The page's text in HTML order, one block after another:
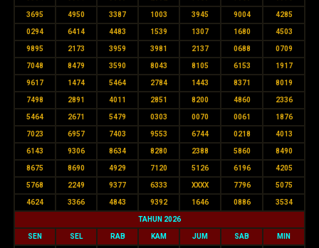
3695 4950 3387 1003 3945 9004 4285
0294 6414 4483 1539 1307 1680 4503
9895 2173 3959 3981 2137 0688 0709
7048 8479 3590 8043 8105 6153 1917
9617 1474 5464 2784 1443 8371 8019
7498 2891 4011 2851 8200 4860 2336
5464 2671 5479 0303 0070 0061 1876
7023 6957 7403 9553 6744 0218 4013
6143 9306 8634 8280 2388 5860 8490
8675 8690 4929 7120 5126 6196 4205
5768 2249 9377 6333 XXXX 7796 5075
4624 3366 4843 9392 1646 0886 3534
TAHUN 2026
SEN SEL RAB KAM JUM SAB MIN